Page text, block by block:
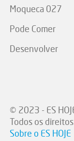
Moqueca 027
Pode Comer
Desenvolver
© 2023 - ES
Todos os
Sobre o ES HOJE